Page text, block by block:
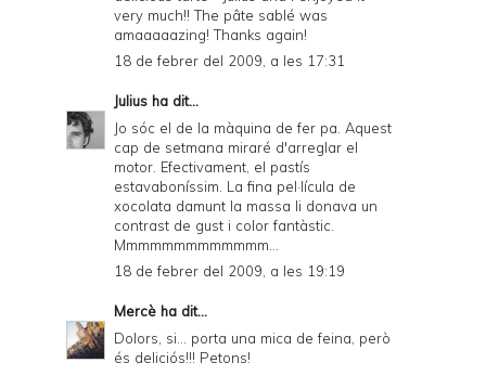
very much!! The pâte sablé was
amaaaaazing! Thanks again!
18 de febrer del 2009, a les 17:31
Julius ha dit...
Jo sóc el de la màquina de fer pa. Aquest
cap de setmana miraré d'arreglar el
motor. Efectivament, el pastís
estavaboníssim. La fina pel·lícula de
xocolata damunt la massa li donava un
contrast de gust i color fantàstic.
Mmmmmmmmmmmmm...
18 de febrer del 2009, a les 19:19
Mercè ha dit...
Dolors, si... porta una mica de feina, però
és deliciós!!! Petons!